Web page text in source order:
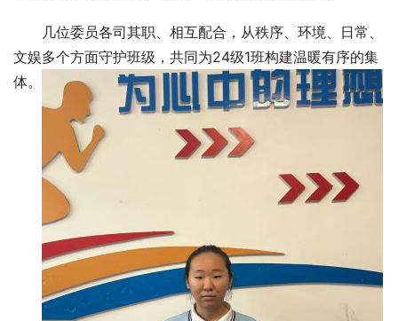
‍几位委员各司其职、相互配合，从秩序、环境、日常、
文娱多个方面守护班级，共同为24级1班构建温暖有序的集
体。